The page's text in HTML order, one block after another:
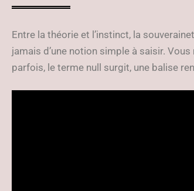
Entre la théorie et l’instinct, la
jamais d’une notion simple à saisir.
parfois, le terme null surgit, une balise